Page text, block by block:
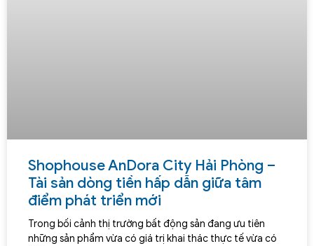
Shophouse AnDora City Hải Phòng –
Tài sản dòng tiền hấp dẫn giữa tâm
điểm phát triển mới
Trong bối cảnh thị trường bất động sản đang ưu tiên
những sản phẩm vừa có giá trị khai thác thực tế vừa có